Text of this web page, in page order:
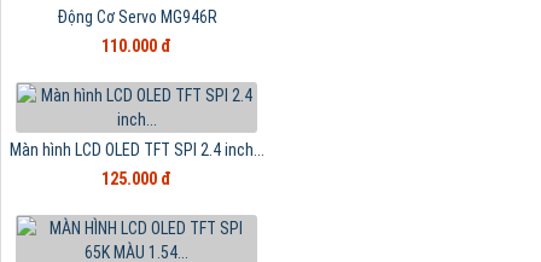
Động Cơ Servo MG946R
110.000 đ
Màn hình LCD OLED TFT SPI 2.4 inch...
125.000 đ